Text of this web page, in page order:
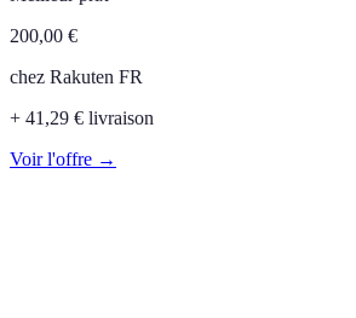
200,00 €
chez Rakuten FR
+ 41,29 € livraison
Voir l'offre →